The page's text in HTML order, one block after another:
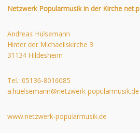
Netzwerk Popularmusik in der Kirche net.p
Andreas Hülsemann
Hinter der Michaeliskirche 3
31134 Hildesheim
Tel.: 05136-8016085
a.huelsemann@netzwerk-popularmusik.de
www.netzwerk-popularmusik.de